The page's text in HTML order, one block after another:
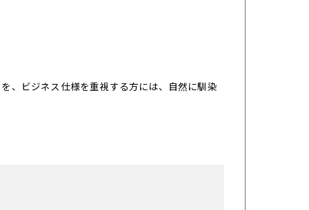
、ビジネス仕様を重視する方には、自然に馴染